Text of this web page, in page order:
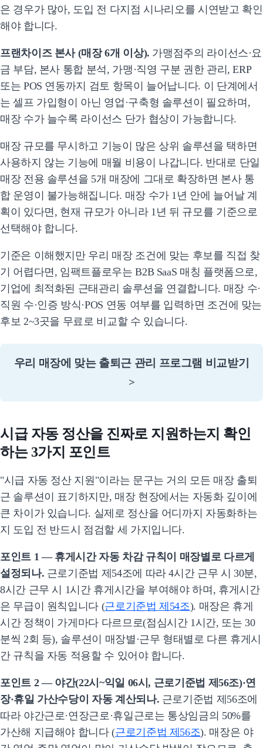
은 경우가 많아, 도입 전 다지점 시나리오를 시연받고 확인
해야 합니다.
프랜차이즈 본사 (매장 6개 이상). 가맹점주의 라이선스·요
금 부담, 본사 통합 분석, 가맹·직영 구분 권한 관리, ERP
또는 POS 연동까지 검토 항목이 늘어납니다. 이 단계에서
는 셀프 가입형이 아닌 영업·구축형 솔루션이 필요하며,
매장 수가 늘수록 라이선스 단가 협상이 가능합니다.
매장 규모를 무시하고 기능이 많은 상위 솔루션을 택하면
사용하지 않는 기능에 매월 비용이 나갑니다. 반대로 단일
매장 전용 솔루션을 5개 매장에 그대로 확장하면 본사 통
합 운영이 불가능해집니다. 매장 수가 1년 안에 늘어날 계
획이 있다면, 현재 규모가 아니라 1년 뒤 규모를 기준으로
선택해야 합니다.
기준은 이해했지만 우리 매장 조건에 맞는 후보를 직접 찾
기 어렵다면, 임팩트플로우는 B2B SaaS 매칭 플랫폼으로,
기업에 최적화된 근태관리 솔루션을 연결합니다. 매장 수·
직원 수·인증 방식·POS 연동 여부를 입력하면 조건에 맞는
후보 2~3곳을 무료로 비교할 수 있습니다.
우리 매장에 맞는 출퇴근 관리 프로그램 비교받기
>
시급 자동 정산을 진짜로 지원하는지 확인
하는 3가지 포인트
"시급 자동 정산 지원"이라는 문구는 거의 모든 매장 출퇴
근 솔루션이 표기하지만, 매장 현장에서는 자동화 깊이에
큰 차이가 있습니다. 실제로 정산을 어디까지 자동화하는
지 도입 전 반드시 점검할 세 가지입니다.
포인트 1 — 휴게시간 자동 차감 규칙이 매장별로 다르게
설정되나. 근로기준법 제54조에 따라 4시간 근무 시 30분,
8시간 근무 시 1시간 휴게시간을 부여해야 하며, 휴게시간
은 무급이 원칙입니다 (근로기준법 제54조). 매장은 휴게
시간 정책이 가게마다 다르므로(점심시간 1시간, 또는 30
분씩 2회 등), 솔루션이 매장별·근무 형태별로 다른 휴게시
간 규칙을 자동 적용할 수 있어야 합니다.
포인트 2 — 야간(22시~익일 06시, 근로기준법 제56조)·연
장·휴일 가산수당이 자동 계산되나. 근로기준법 제56조에
따라 야간근로·연장근로·휴일근로는 통상임금의 50%를
가산해 지급해야 합니다 (근로기준법 제56조). 매장은 야